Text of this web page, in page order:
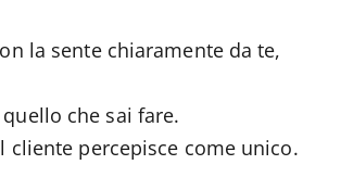
la sente chiaramente da te,
quello che sai fare.
cliente percepisce come unico.